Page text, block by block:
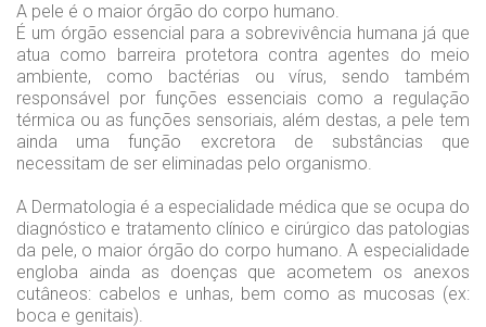
A pele é o maior órgão do corpo humano.
É um órgão essencial para a sobrevivência humana já que
atua como barreira protetora contra agentes do meio
ambiente, como bactérias ou vírus, sendo também
responsável por funções essenciais como a regulação
térmica ou as funções sensoriais, além destas, a pele tem
ainda uma função excretora de substâncias que
necessitam de ser eliminadas pelo organismo.
A Dermatologia é a especialidade médica que se ocupa do
diagnóstico e tratamento clínico e cirúrgico das patologias
da pele, o maior órgão do corpo humano. A especialidade
engloba ainda as doenças que acometem os anexos
cutâneos: cabelos e unhas, bem como as mucosas (ex:
boca e genitais).